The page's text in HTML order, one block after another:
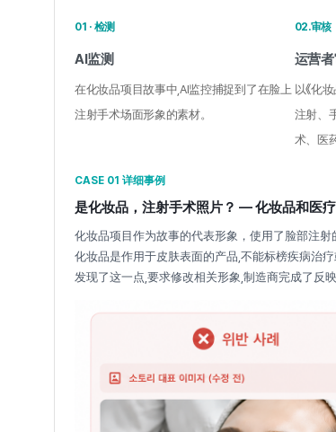
01 · 检测
AI监测
在化妆品项目故事中,AI监控捕捉到了在脸上
注射手术场面形象的素材。
02.审核
运营
以《化
注射、
术、医
CASE 01 详细事例
是化妆品，注射手术照片？ — 化妆品和医疗
化妆品项目作为故事的代表形象，使用了脸部注
化妆品是作用于皮肤表面的产品,不能标榜疾病治疗
发现了这一点,要求修改相关形象,制造商完成了反映